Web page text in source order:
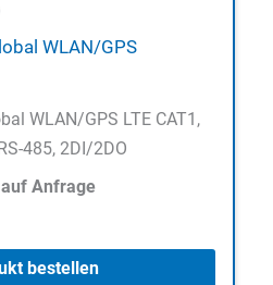
WLAN/GPS
WLAN/GPS LTE CAT1,
485, 2DI/2DO
Anfrage
bestellen